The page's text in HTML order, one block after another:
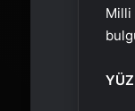
Milli